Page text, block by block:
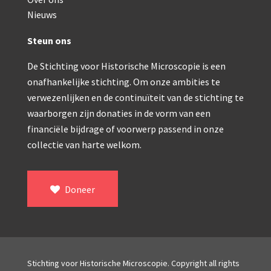
Watson & Sons, No. 1 ‘Van Heurck’ (ca. 1900)
Reichert (ca. 1925)
Winkel, statief BTC (1955-1957)
ROW, schoolmicroscoop (1955-1965)
Troughton & Simms, McArthur type (1959-
Bleeker, statief R (ca. 1965)
Nieuws
Steun ons
De Stichting voor Historische Microscopie is een
onafhankelijke stichting. Om onze ambities te
verwezenlijken en de continuïteit van de stichting te
waarborgen zijn donaties in de vorm van een
financiële bijdrage of voorwerp passend in onze
collectie van harte welkom.
Doneer
Stichting voor Historische Microscopie. Copyright all rights